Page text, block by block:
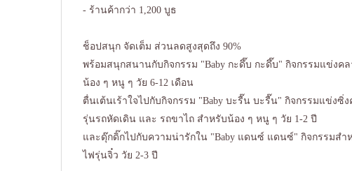
- ร้านค้ากว่า 1,200 บูธ
ช็อปสนุก จัดเต็ม ส่วนลดสูงสุดถึง 90%
พร้อมสนุกสนานกับกิจกรรม "Baby กะดึ๊บ กะดึ๊บ" กิจกรรมแข่งค
น้อง ๆ หนู ๆ วัย 6-12 เดือน
ตื่นเต้นเร้าใจไปกับกิจกรรม "Baby บะรื๊น บะรื๊น" กิจกรรมแข่งซิ่ง
รุ่นรถหัดเดิน และ รถขาไถ สำหรับน้อง ๆ หนู ๆ วัย 1-2 ปี
และดุ๊กดิ๊กไปกับความน่ารักใน "Baby แดนซ์ แดนซ์" กิจกรรมสำ
ไฟรุ่นจิ๋ว วัย 2-3 ปี